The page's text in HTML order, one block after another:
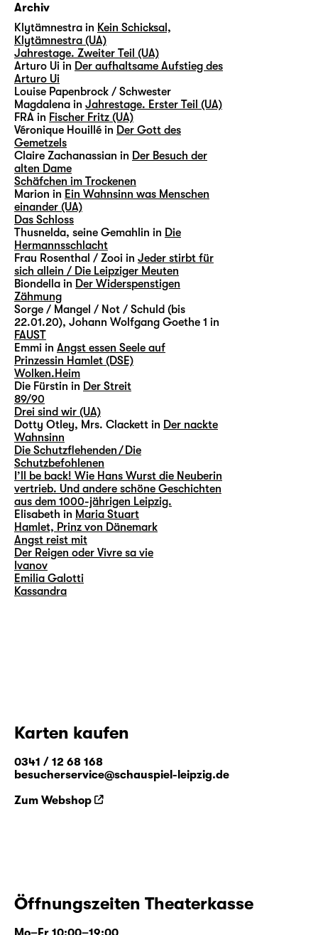
Archiv
Klytämnestra in Kein Schicksal,
Klytämnestra (UA)
Jahrestage. Zweiter Teil (UA)
Arturo Ui in Der aufhaltsame Aufstieg des
Arturo Ui
Louise Papenbrock / Schwester
Magdalena in Jahrestage. Erster Teil (UA)
FRA in Fischer Fritz (UA)
Véronique Houillé in Der Gott des
Gemetzels
Claire Zachanassian in Der Besuch der
alten Dame
Schäfchen im Trockenen
Marion in Ein Wahnsinn was Menschen
einander (UA)
Das Schloss
Thusnelda, seine Gemahlin in Die
Hermannsschlacht
Frau Rosenthal / Zooi in Jeder stirbt für
sich allein / Die Leipziger Meuten
Biondella in Der Widerspenstigen
Zähmung
Sorge / Mangel / Not / Schuld (bis
22.01.20), Johann Wolfgang Goethe 1 in
FAUST
Emmi in Angst essen Seele auf
Prinzessin Hamlet (DSE)
Wolken.Heim
Die Fürstin in Der Streit
89/90
Drei sind wir (UA)
Dotty Otley, Mrs. Clackett in Der nackte
Wahnsinn
Die Schutzflehenden / Die
Schutzbefohlenen
I’ll be back! Wie Hans Wurst die Neuberin
vertrieb. Und andere schöne Geschichten
aus dem 1000-jährigen Leipzig.
Elisabeth in Maria Stuart
Hamlet, Prinz von Dänemark
Angst reist mit
Der Reigen oder Vivre sa vie
Ivanov
Emilia Galotti
Kassandra
Karten kaufen
0341 / 12 68 168
besucherservice@schauspiel-leipzig.de
Zum Webshop
Öffnungszeiten Theaterkasse